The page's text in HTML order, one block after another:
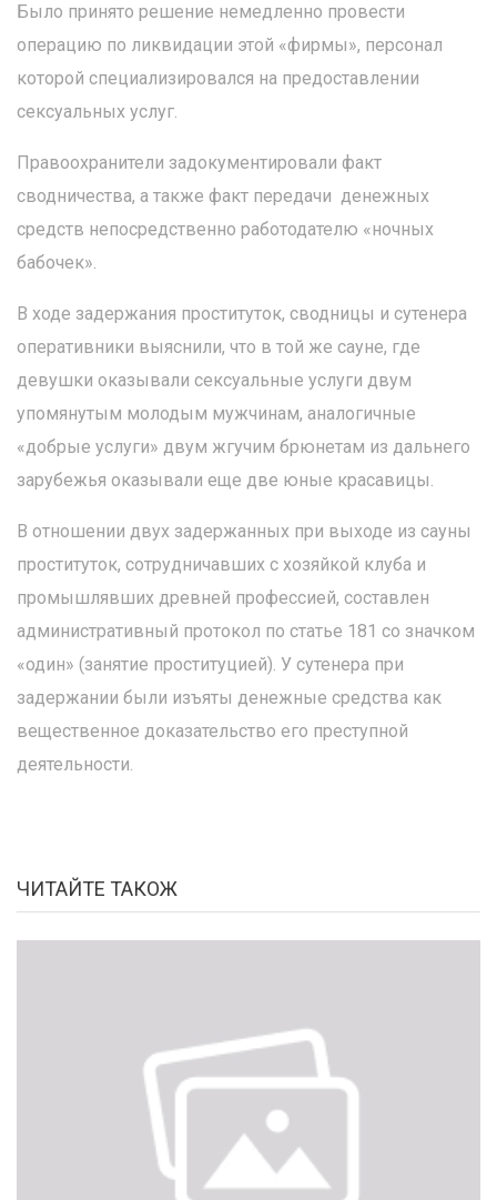
Было принято решение немедленно провести
операцию по ликвидации этой «фирмы», персонал
которой специализировался на предоставлении
сексуальных услуг.
Правоохранители задокументировали факт
сводничества, а также факт передачи денежных
средств непосредственно работодателю «ночных
бабочек».
В ходе задержания проституток, сводницы и сутенера
оперативники выяснили, что в той же сауне, где
девушки оказывали сексуальные услуги двум
упомянутым молодым мужчинам, аналогичные
«добрые услуги» двум жгучим брюнетам из дальнего
зарубежья оказывали еще две юные красавицы.
В отношении двух задержанных при выходе из сауны
проституток, сотрудничавших с хозяйкой клуба и
промышлявших древней профессией, составлен
административный протокол по статье 181 со значком
«один» (занятие проституцией). У сутенера при
задержании были изъяты денежные средства как
вещественное доказательство его преступной
деятельности.
ЧИТАЙТЕ ТАКОЖ